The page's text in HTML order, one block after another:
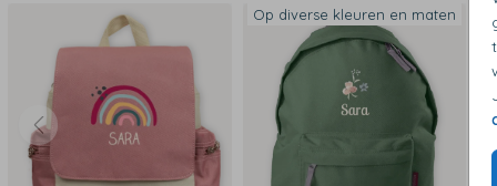
Op diverse kleuren en maten